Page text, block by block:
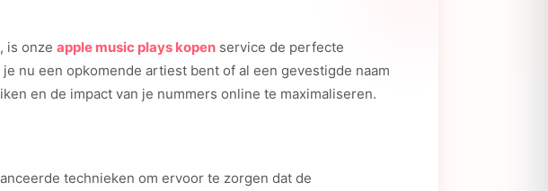
is onze apple music plays kopen service de perfecte
nu een opkomende artiest bent of al een gevestigde naam
en de impact van je nummers online te maximaliseren.
technieken om ervoor te zorgen dat de